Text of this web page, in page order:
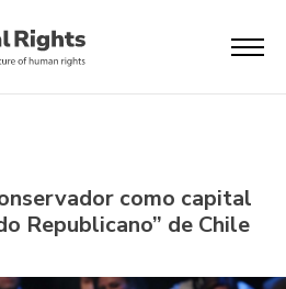
como capital
Republicano” de Chile